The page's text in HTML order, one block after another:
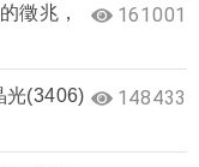
徵兆，
161001
光(3406)
148433